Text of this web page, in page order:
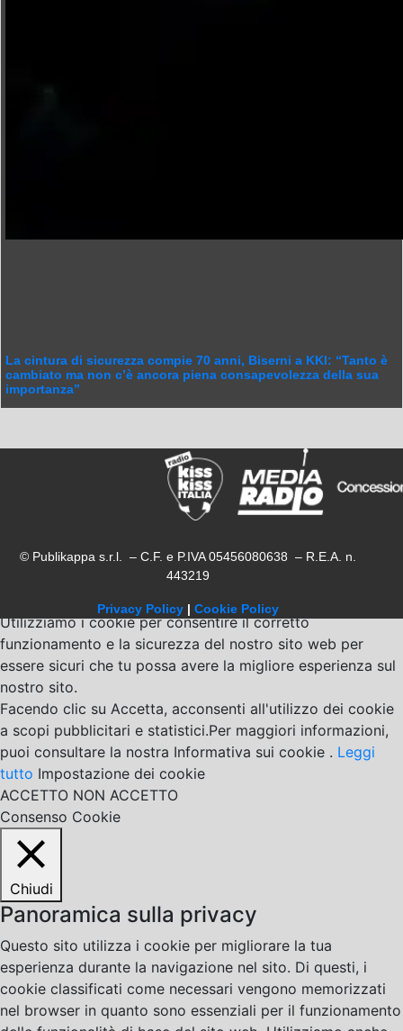
La cintura di sicurezza compie 70 anni, Biserni a KKI: “Tanto è
cambiato ma non c’è ancora piena consapevolezza della sua
importanza”
© Publikappa s.r.l. – C.F. e P.IVA 05456080638 – R.E.A. n.
443219
Privacy Policy | Cookie Policy
Utilizziamo i cookie per consentire il corretto
funzionamento e la sicurezza del nostro sito web per
essere sicuri che tu possa avere la migliore esperienza sul
nostro sito.
Facendo clic su Accetta, acconsenti all'utilizzo dei cookie
a scopi pubblicitari e statistici.Per maggiori informazioni,
puoi consultare la nostra Informativa sui cookie . Leggi
tutto Impostazione dei cookie
ACCETTO NON ACCETTO
Consenso Cookie
Chiudi
Panoramica sulla privacy
Questo sito utilizza i cookie per migliorare la tua
esperienza durante la navigazione nel sito. Di questi, i
cookie classificati come necessari vengono memorizzati
nel browser in quanto sono essenziali per il funzionamento